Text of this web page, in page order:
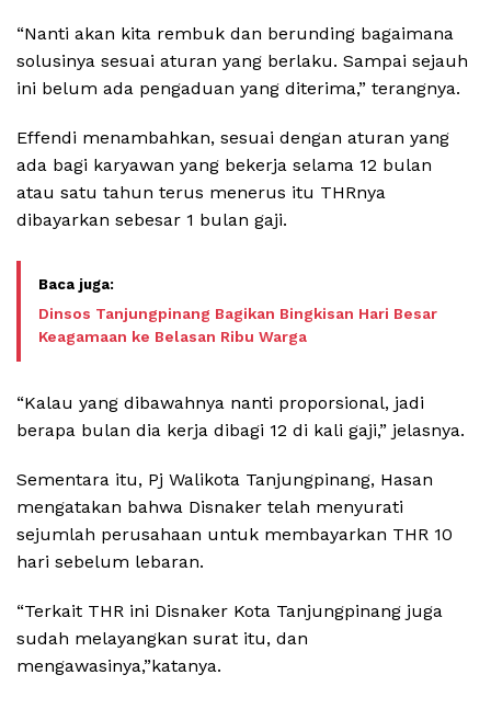
“Nanti akan kita rembuk dan berunding bagaimana
solusinya sesuai aturan yang berlaku. Sampai sejauh
ini belum ada pengaduan yang diterima,” terangnya.
Effendi menambahkan, sesuai dengan aturan yang
ada bagi karyawan yang bekerja selama 12 bulan
atau satu tahun terus menerus itu THRnya
dibayarkan sebesar 1 bulan gaji.
Dinsos Tanjungpinang Bagikan Bingkisan Hari Besar
Keagamaan ke Belasan Ribu Warga
“Kalau yang dibawahnya nanti proporsional, jadi
berapa bulan dia kerja dibagi 12 di kali gaji,” jelasnya.
Sementara itu, Pj Walikota Tanjungpinang, Hasan
mengatakan bahwa Disnaker telah menyurati
sejumlah perusahaan untuk membayarkan THR 10
hari sebelum lebaran.
“Terkait THR ini Disnaker Kota Tanjungpinang juga
sudah melayangkan surat itu, dan
mengawasinya,”katanya.